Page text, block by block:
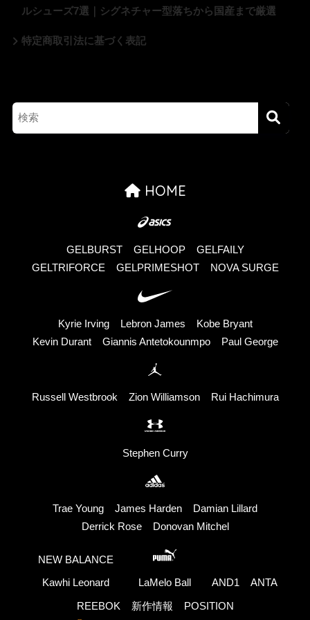
ルシューズ7選｜シグネチャー型落ちから国産まで厳選
特定商取引法に基づく表記
HOME
GELBURST GELHOOP
GELFAILY
GELTRIFORCE
GELPRIMESHOT NOVA SURGE
Kyrie Irving Lebron James
Kobe Bryant
Kevin Durant
Giannis Antetokounmpo Paul George
Russell Westbrook Zion Williamson Rui Hachimura
Stephen Curry
Trae Young James Harden
Damian Lillard
Derrick Rose
Donovan Mitchel
NEW BALANCE
Kawhi Leonard LaMelo Ball AND1 ANTA
REEBOK 新作情報
POSITION